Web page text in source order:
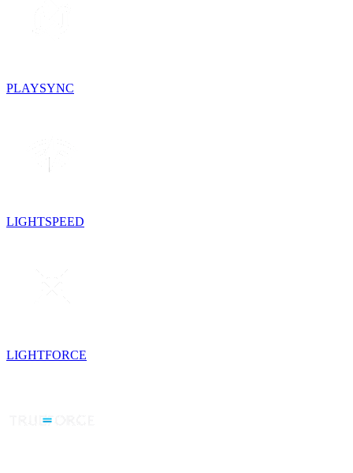
PLAYSYNC
LIGHTSPEED
LIGHTFORCE